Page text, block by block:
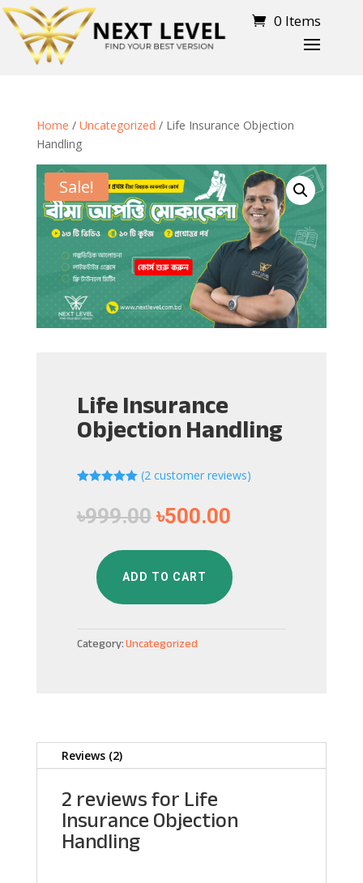
0 Items
Home / Uncategorized / Life Insurance Objection
Handling
Sale!
Life Insurance
Objection Handling
based on
customer
(2 customer reviews)
৳999.00 ৳500.00
Insurance
Handling
ADD TO CART
Category:Uncategorized
Reviews (2)
2 reviews forLife
Insurance Objection
Handling